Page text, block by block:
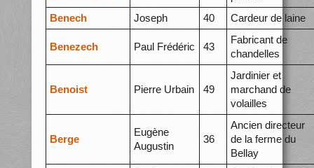
Benech
Joseph 40 Cardeur de laine
Benezech Paul Frédéric 43
Fabricant de
chandelles
Benoist Pierre Urbain 49
Jardinier et
marchand de
volailles
Berge
Eugène
Augustin
36
Ancien directeur
de la ferme du
Bellay